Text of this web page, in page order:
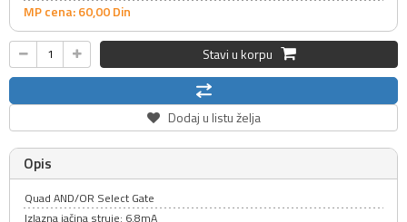
MP cena: 60,00Din
Stavi u korpu
Dodaj u listu želja
Opis
Quad AND/OR Select Gate
Izlazna jačina struje: 6.8mA